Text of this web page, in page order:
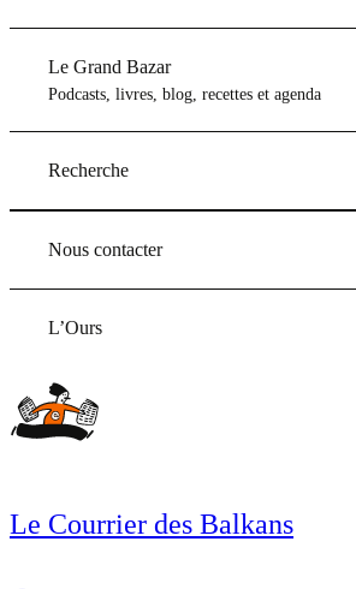
Le Grand Bazar
Podcasts, livres, blog, recettes et agenda
Recherche
Nous contacter
L’Ours
Le Courrier des Balkans